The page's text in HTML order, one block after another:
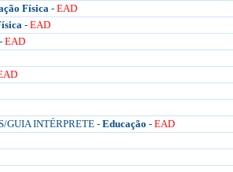
Física - EAD
- EAD
EAD
GUIA INTÉRPRETE - Educação - EAD